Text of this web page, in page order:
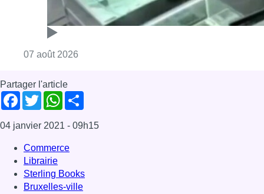
07 août 2026
Partager l'article
Facebook
TwitterWhatsApp
04 janvier 2021 - 09h15
Commerce
Librairie
Sterling Books
Bruxelles-ville